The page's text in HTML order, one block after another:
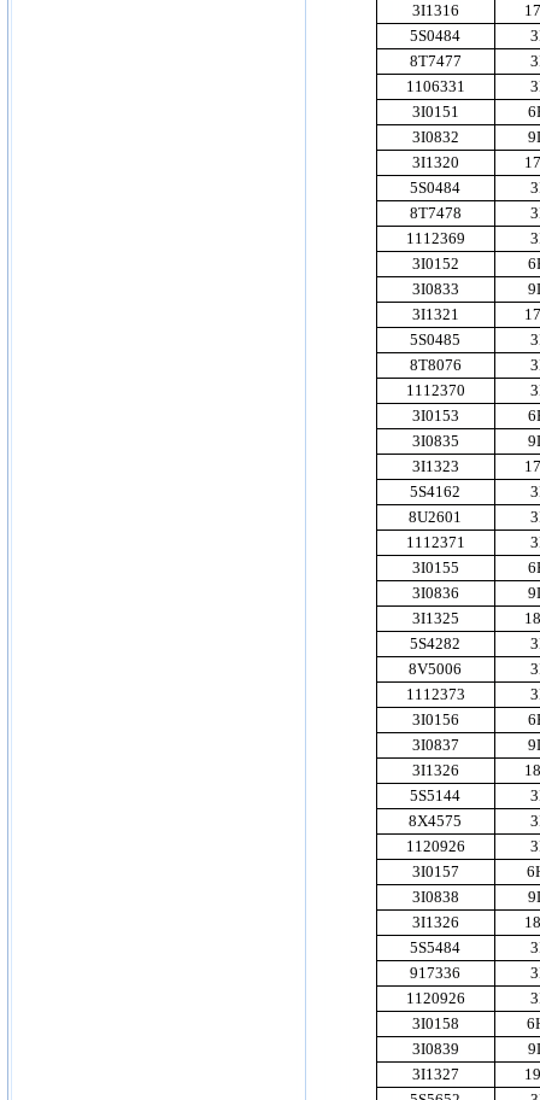
3I1316
5S0484
8T7477
1106331
3I0151
3I0832
3I1320
5S0484
8T7478
1112369
3I0152
3I0833
3I1321
5S0485
8T8076
1112370
3I0153
3I0835
3I1323
5S4162
8U2601
1112371
3I0155
3I0836
3I1325
5S4282
8V5006
1112373
3I0156
3I0837
3I1326
5S5144
8X4575
1120926
3I0157
3I0838
3I1326
5S5484
917336
1120926
3I0158
3I0839
3I1327